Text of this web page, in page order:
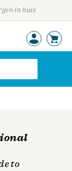
in huis
to